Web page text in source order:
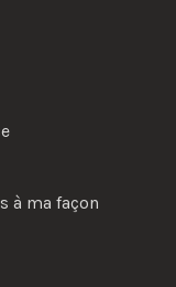
à ma façon